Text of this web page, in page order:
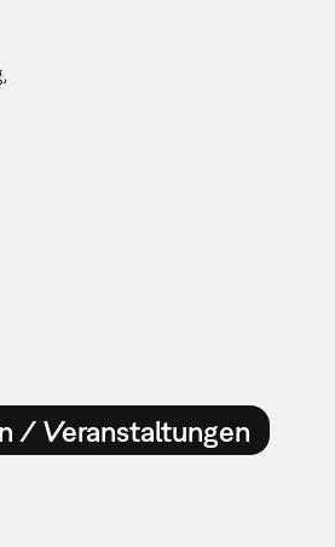
/ Veranstaltungen